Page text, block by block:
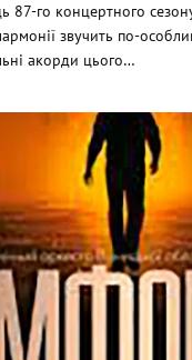
87-го концертного
звучить по-
акорди цього…